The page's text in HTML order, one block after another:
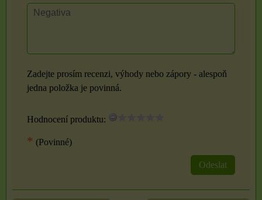
Zadejte prosím recenzi, výhody nebo zápory - alespoň
jedna položka je povinná.
Hodnocení produktu:
* (Povinné)
Odeslat